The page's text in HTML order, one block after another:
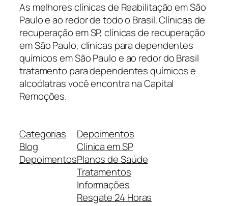
As melhores clínicas de Reabilitação em São
Paulo e ao redor de todo o Brasil. Clínicas de
recuperação em SP, clínicas de recuperação
em São Paulo, clínicas para dependentes
químicos em São Paulo e ao redor do Brasil
tratamento para dependentes químicos e
alcoólatras você encontra na Capital
Remoções.
Categorias
Blog
Depoimentos
Depoimentos
Clínica em SP
Planos de Saúde
Tratamentos
Informações
Resgate 24 Horas